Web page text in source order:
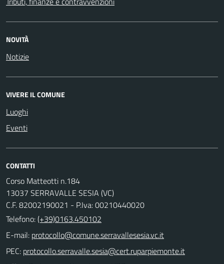
NOVITÀ
Notizie
VIVERE IL COMUNE
Luoghi
Eventi
CONTATTI
Corso Matteotti n.184
13037 SERRAVALLE SESIA (VC)
C.F. 82002190021 - P.Iva: 00210440020
Telefono:(+39)0163.450102
E-mail:
PEC: